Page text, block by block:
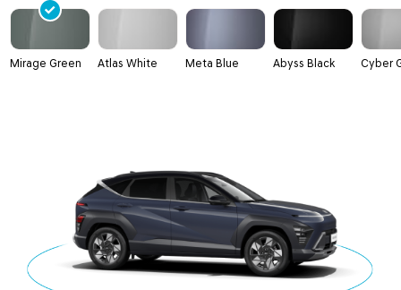
Mirage Green Atlas White Meta Blue Abyss Black Cyber